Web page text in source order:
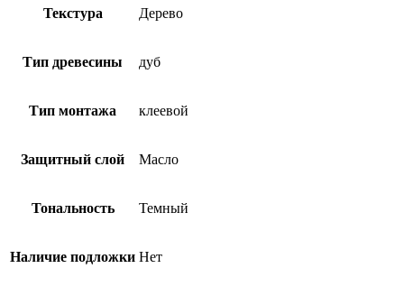
Текстура Дерево
Тип древесины дуб
Тип монтажа клеевой
Защитный слой Масло
Тональность Темный
Наличие подложки Нет